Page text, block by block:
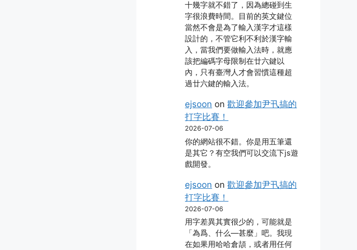
十幾字就不錯了，因為總碰到生
字很浪費時間。目前的英文鍵位
當然不會是為了輸入漢字才這樣
設計的，不管它利不利於漢字輸
入，當我們要做輸入法時，就應
該把編碼字母限制在廿六鍵以
內，只有臺灣人才會習慣這種超
過廿六鍵的輸入法。
ejsoon on歡迎參加尹卂搞的
打字比賽！
2026-07-06
你的網站很不錯。你是用五筆還
是其它？有空我們可以交流下js遊
戲開發。
ejsoon on歡迎參加尹卂搞的
打字比賽！
2026-07-06
用字差異其實很少的，可能就是
「為爲、什么―甚麼」吧。我現
在如果用哈哈倉頡，或者用任何